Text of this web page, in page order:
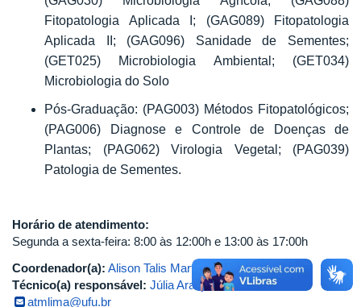
Fitopatologia Aplicada I; (GAG089) Fitopatologia
Aplicada II; (GAG096) Sanidade de Sementes;
(GET025) Microbiologia Ambiental; (GET034)
Microbiologia do Solo
Pós-Graduação: (PAG003) Métodos Fitopatológicos;
(PAG006) Diagnose e Controle de Doenças de
Plantas; (PAG062) Virologia Vegetal; (PAG039)
Patologia de Sementes.
Horário de atendimento:
Segunda a sexta-feira: 8:00 às 12:00h e 13:00 às 17:00h
Coordenador(a): Alison Talis Martins Lima
Técnico(a) responsável: Júlia Araújo de Lima
atmlima@ufu.br